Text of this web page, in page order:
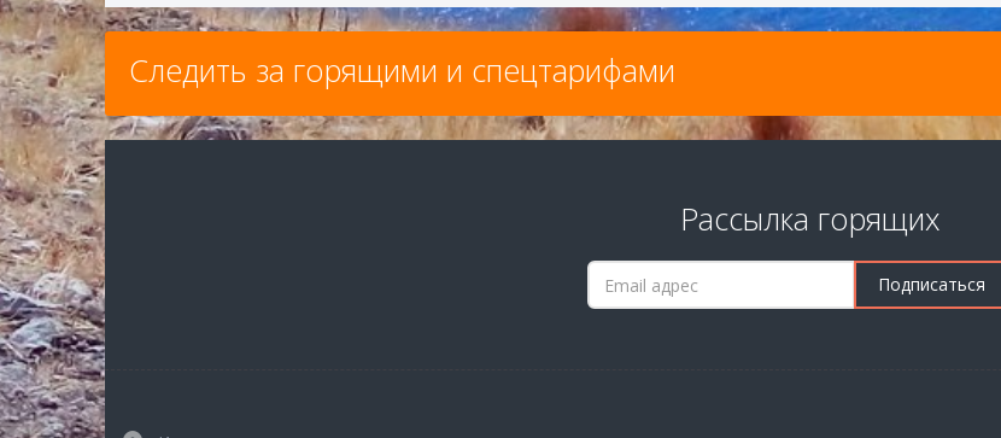
Следить за горящими и спецтарифами
Рассылка горящих